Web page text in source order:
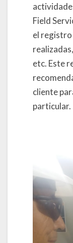
Field
el
etc. Este
cliente
particular.